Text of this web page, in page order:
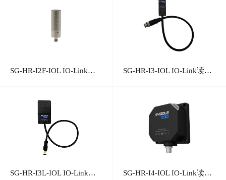
SG-HR-I2F-IOL IO-Link读写头 SG-HR-I3-IOL IO-Link读写头
SG-HR-I3L-IOL IO-Link读写头 SG-HR-I4-IOL IO-Link读写头